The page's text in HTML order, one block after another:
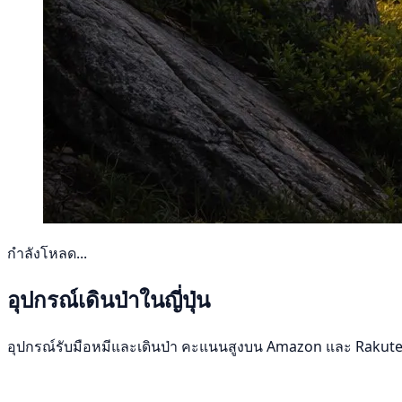
กำลังโหลด...
อุปกรณ์เดินป่าในญี่ปุ่น
อุปกรณ์รับมือหมีและเดินป่า คะแนนสูงบน Amazon และ